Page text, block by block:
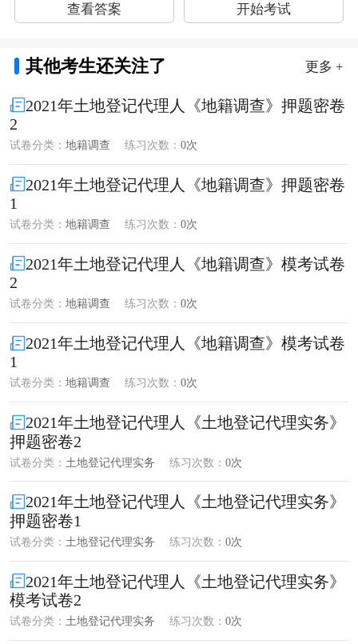
查看答案 开始考试
其他考生还关注了 更多 +
2021年土地登记代理人《地籍调查》押题密卷
2
试卷分类： 地籍调查 练习次数： 0次
2021年土地登记代理人《地籍调查》押题密卷
1
试卷分类： 地籍调查 练习次数： 0次
2021年土地登记代理人《地籍调查》模考试卷
2
试卷分类： 地籍调查 练习次数： 0次
2021年土地登记代理人《地籍调查》模考试卷
1
试卷分类： 地籍调查 练习次数： 0次
2021年土地登记代理人《土地登记代理实务》
押题密卷2
试卷分类： 土地登记代理实务 练习次数： 0次
2021年土地登记代理人《土地登记代理实务》
押题密卷1
试卷分类： 土地登记代理实务 练习次数： 0次
2021年土地登记代理人《土地登记代理实务》
模考试卷2
试卷分类： 土地登记代理实务 练习次数： 0次